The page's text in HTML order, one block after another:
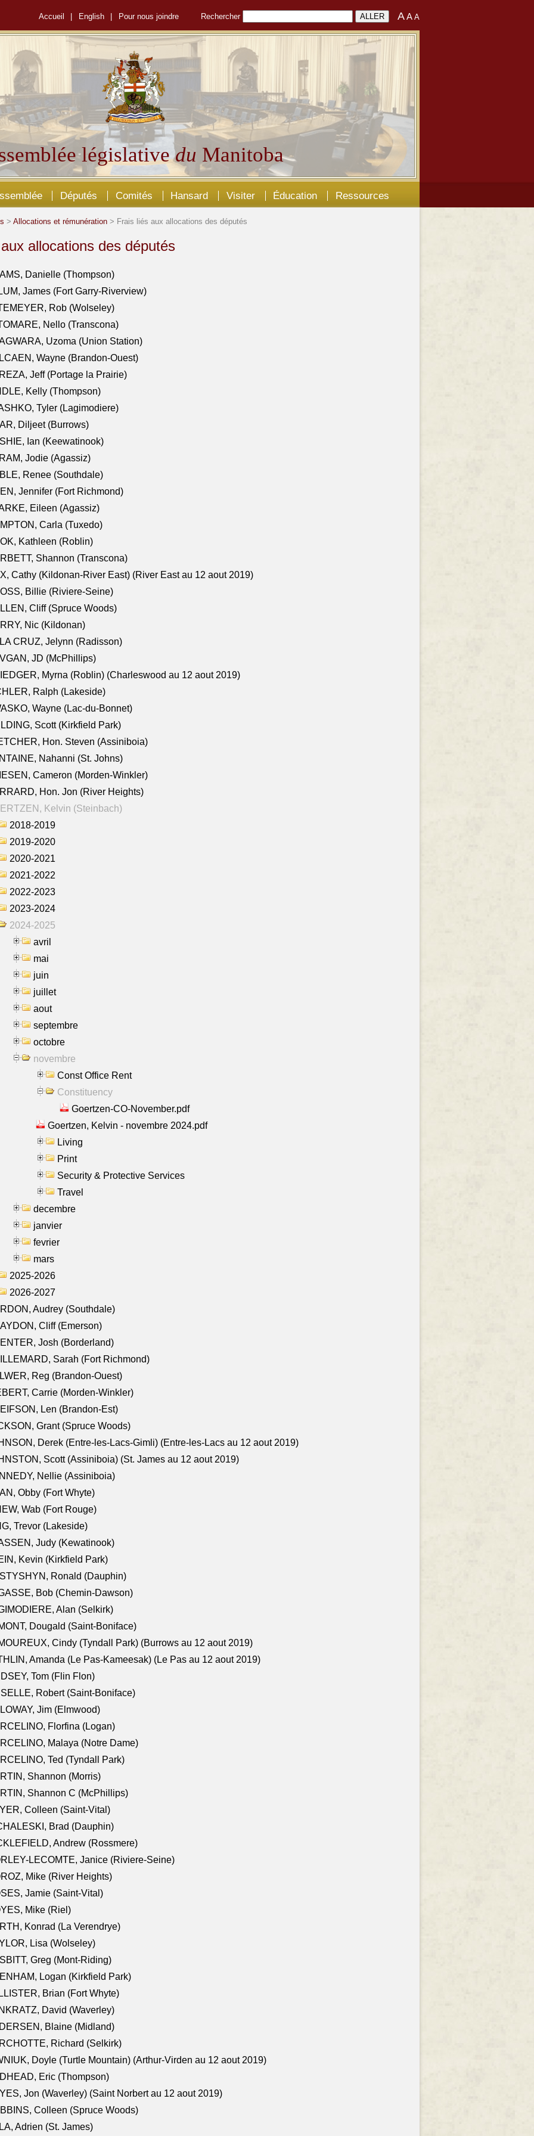
Accueil English Pour nous joindre Rechercher AA A
législativedu Manitoba
Députés Comités Hansard Visiter Éducation Ressources
> Allocations et rémunération > Frais liés aux allocations des députés
allocations des députés
Danielle (Thompson)
James (Fort Garry-Riverview)
Rob (Wolseley)
Nello (Transcona)
Uzoma (Union Station)
Wayne (Brandon-Ouest)
Jeff (Portage la Prairie)
Kelly (Thompson)
Tyler (Lagimodiere)
Diljeet (Burrows)
Ian (Keewatinook)
Jodie (Agassiz)
Renee (Southdale)
Jennifer (Fort Richmond)
Eileen (Agassiz)
Carla (Tuxedo)
Kathleen (Roblin)
Shannon (Transcona)
Cathy (Kildonan-River East) (River East au 12 aout 2019)
Billie (Riviere-Seine)
Cliff (Spruce Woods)
Nic (Kildonan)
CRUZ, Jelynn (Radisson)
JD (McPhillips)
Myrna (Roblin) (Charleswood au 12 aout 2019)
Ralph (Lakeside)
Wayne (Lac-du-Bonnet)
Scott (Kirkfield Park)
Hon. Steven (Assiniboia)
Nahanni (St. Johns)
Cameron (Morden-Winkler)
Hon. Jon (River Heights)
Kelvin (Steinbach)
2018-2019
2019-2020
2020-2021
2021-2022
2022-2023
2023-2024
2024-2025
avril
mai
juin
juillet
aout
septembre
octobre
novembre
Const Office Rent
Constituency
Goertzen-CO-November.pdf
Goertzen, Kelvin - novembre 2024.pdf
Living
Print
Security & Protective Services
Travel
decembre
janvier
fevrier
mars
2025-2026
2026-2027
Audrey (Southdale)
Cliff (Emerson)
Josh (Borderland)
Sarah (Fort Richmond)
Reg (Brandon-Ouest)
Carrie (Morden-Winkler)
Len (Brandon-Est)
Grant (Spruce Woods)
Derek (Entre-les-Lacs-Gimli) (Entre-les-Lacs au 12 aout 2019)
Scott (Assiniboia) (St. James au 12 aout 2019)
Nellie (Assiniboia)
Obby (Fort Whyte)
Wab (Fort Rouge)
Trevor (Lakeside)
Judy (Kewatinook)
Kevin (Kirkfield Park)
Ronald (Dauphin)
Bob (Chemin-Dawson)
Alan (Selkirk)
Dougald (Saint-Boniface)
Cindy (Tyndall Park) (Burrows au 12 aout 2019)
Amanda (Le Pas-Kameesak) (Le Pas au 12 aout 2019)
Tom (Flin Flon)
Robert (Saint-Boniface)
Jim (Elmwood)
Florfina (Logan)
Malaya (Notre Dame)
Ted (Tyndall Park)
Shannon (Morris)
Shannon C (McPhillips)
Colleen (Saint-Vital)
Brad (Dauphin)
Andrew (Rossmere)
LECOMTE, Janice (Riviere-Seine)
Mike (River Heights)
Jamie (Saint-Vital)
Mike (Riel)
Konrad (La Verendrye)
Lisa (Wolseley)
Greg (Mont-Riding)
Logan (Kirkfield Park)
Brian (Fort Whyte)
David (Waverley)
Blaine (Midland)
Richard (Selkirk)
Doyle (Turtle Mountain) (Arthur-Virden au 12 aout 2019)
Eric (Thompson)
Jon (Waverley) (Saint Norbert au 12 aout 2019)
Colleen (Spruce Woods)
Adrien (St. James)